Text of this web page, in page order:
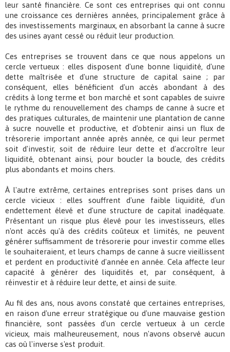
leur santé financière. Ce sont ces entreprises qui ont connu
une croissance ces dernières années, principalement grâce à
des investissements marginaux, en absorbant la canne à sucre
des usines ayant cessé ou réduit leur production.
Ces entreprises se trouvent dans ce que nous appelons un
cercle vertueux : elles disposent d'une bonne liquidité, d'une
dette maîtrisée et d'une structure de capital saine ; par
conséquent, elles bénéficient d'un accès abondant à des
crédits à long terme et bon marché et sont capables de suivre
le rythme du renouvellement des champs de canne à sucre et
des pratiques culturales, de maintenir une plantation de canne
à sucre nouvelle et productive, et d'obtenir ainsi un flux de
trésorerie important année après année, ce qui leur permet
soit d'investir, soit de réduire leur dette et d'accroître leur
liquidité, obtenant ainsi, pour boucler la boucle, des crédits
plus abondants et moins chers.
À l'autre extrême, certaines entreprises sont prises dans un
cercle vicieux : elles souffrent d'une faible liquidité, d'un
endettement élevé et d'une structure de capital inadéquate.
Présentant un risque plus élevé pour les investisseurs, elles
n'ont accès qu'à des crédits coûteux et limités, ne peuvent
générer suffisamment de trésorerie pour investir comme elles
le souhaiteraient, et leurs champs de canne à sucre vieillissent
et perdent en productivité d'année en année. Cela affecte leur
capacité à générer des liquidités et, par conséquent, à
réinvestir et à réduire leur dette, et ainsi de suite.
Au fil des ans, nous avons constaté que certaines entreprises,
en raison d'une erreur stratégique ou d'une mauvaise gestion
financière, sont passées d'un cercle vertueux à un cercle
vicieux, mais malheureusement, nous n'avons observé aucun
cas où l'inverse s'est produit.